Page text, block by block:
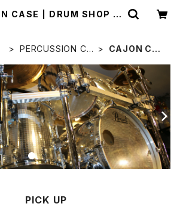
CASE | DRUM SHOP A
PERCUSSION CA
CAJON CAS
PICK UP